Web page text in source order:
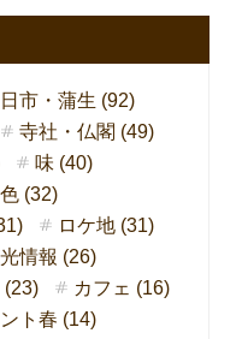
市・蒲生 (92)
寺社・仏閣 (49)
味 (40)
(32)
ロケ地 (31)
情報 (26)
(23)
カフェ (16)
ト春 (14)